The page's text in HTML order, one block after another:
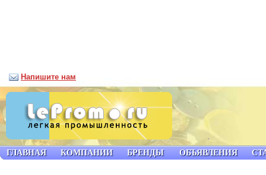
ГЛАВНАЯ КОМПАНИИ БРЕНДЫ ОБЪЯВЛЕНИЯ
Напишите нам